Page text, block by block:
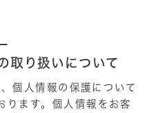
取り扱いについて
個人情報の保護について
ります。個人情報をお客